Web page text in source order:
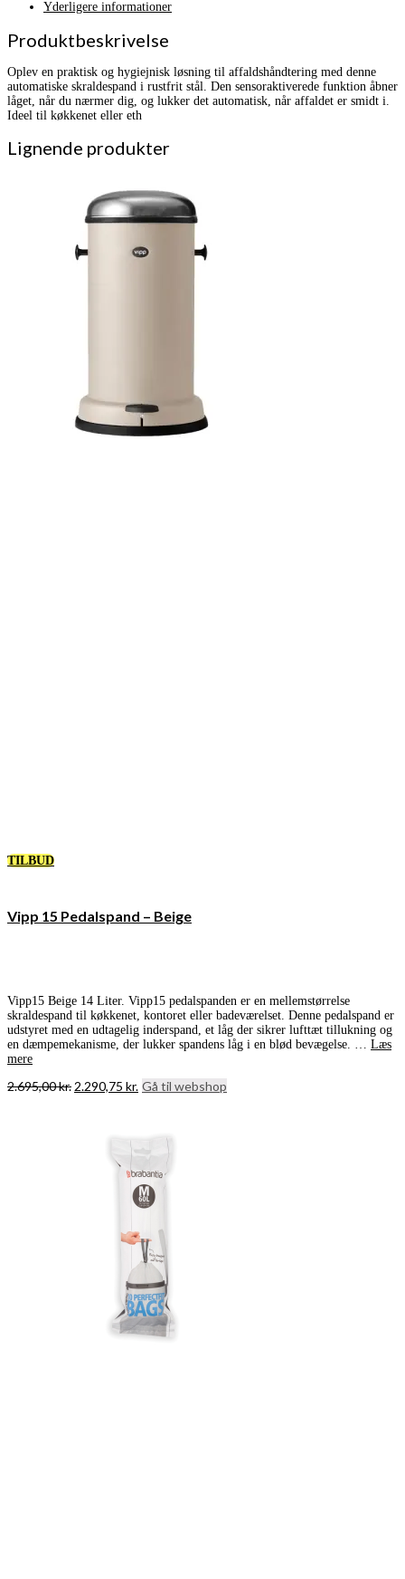
Yderligere informationer
Produktbeskrivelse
Oplev en praktisk og hygiejnisk løsning til affaldshåndtering med denne
automatiske skraldespand i rustfrit stål. Den sensoraktiverede funktion åbner
låget, når du nærmer dig, og lukker det automatisk, når affaldet er smidt i.
Ideel til køkkenet eller eth
Lignende produkter
TILBUD
Vipp 15 Pedalspand – Beige
Vipp15 Beige 14 Liter. Vipp15 pedalspanden er en mellemstørrelse
skraldespand til køkkenet, kontoret eller badeværelset. Denne pedalspand er
udstyret med en udtagelig inderspand, et låg der sikrer lufttæt tillukning og
en dæmpemekanisme, der lukker spandens låg i en blød bevægelse. … Læs
mere
2.695,00kr. Den
2.695,00 kr..
2.290,75 kr. Den
2.290,75 kr..
Gå til webshop